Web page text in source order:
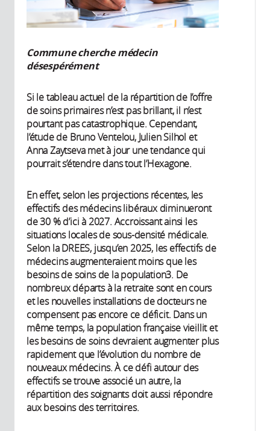
Commune cherche médecin
désespérément
Si le tableau actuel de la répartition de l’offre
de soins primaires n’est pas brillant, il n’est
pourtant pas catastrophique. Cependant,
l’étude de Bruno Ventelou, Julien Silhol et
Anna Zaytseva met à jour une tendance qui
pourrait s’étendre dans tout l’Hexagone.
En effet, selon les projections récentes, les
effectifs des médecins libéraux diminueront
de 30 % d’ici à 2027. Accroissant ainsi les
situations locales de sous-densité médicale.
Selon la DREES, jusqu’en 2025, les effectifs de
médecins augmenteraient moins que les
besoins de soins de la population3. De
nombreux départs à la retraite sont en cours
et les nouvelles installations de docteurs ne
compensent pas encore ce déficit. Dans un
même temps, la population française vieillit et
les besoins de soins devraient augmenter plus
rapidement que l’évolution du nombre de
nouveaux médecins. À ce défi autour des
effectifs se trouve associé un autre, la
répartition des soignants doit aussi répondre
aux besoins des territoires.